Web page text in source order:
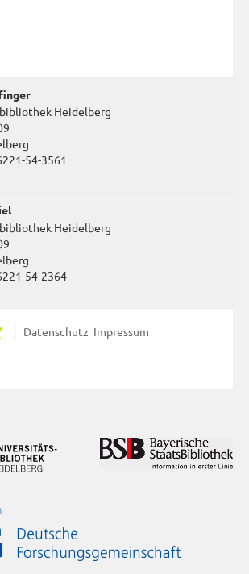
Heidelberg
54-3561
Heidelberg
54-2364
Datenschutz Impressum